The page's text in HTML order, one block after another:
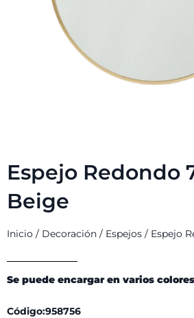
Espejo Redondo
Beige
Inicio / Decoración / Espejos / Espejo
Se puede encargar en varios
Código:958756